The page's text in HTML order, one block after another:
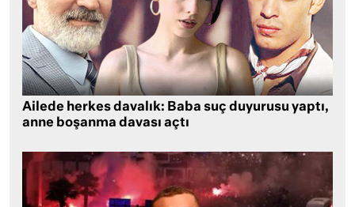
Ailede herkes davalık: Baba suç duyurusu yaptı,
anne boşanma davası açtı